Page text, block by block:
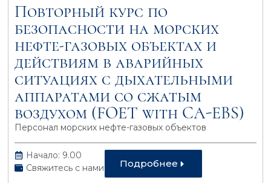
Повторный курс по
безопасности на морских
нефте-газовых объектах и
действиям в аварийных
ситуациях с дыхательными
аппаратами со сжатым
воздухом (FOET with CA-EBS)
Персонал морских нефте-газовых объектов
Начало: 9.00
Свяжитесь с нами
Подробнее